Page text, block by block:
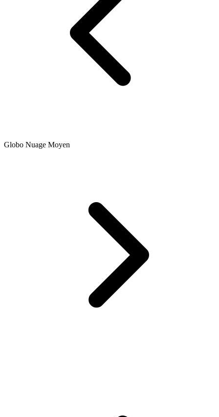
Globo Nuage Moyen